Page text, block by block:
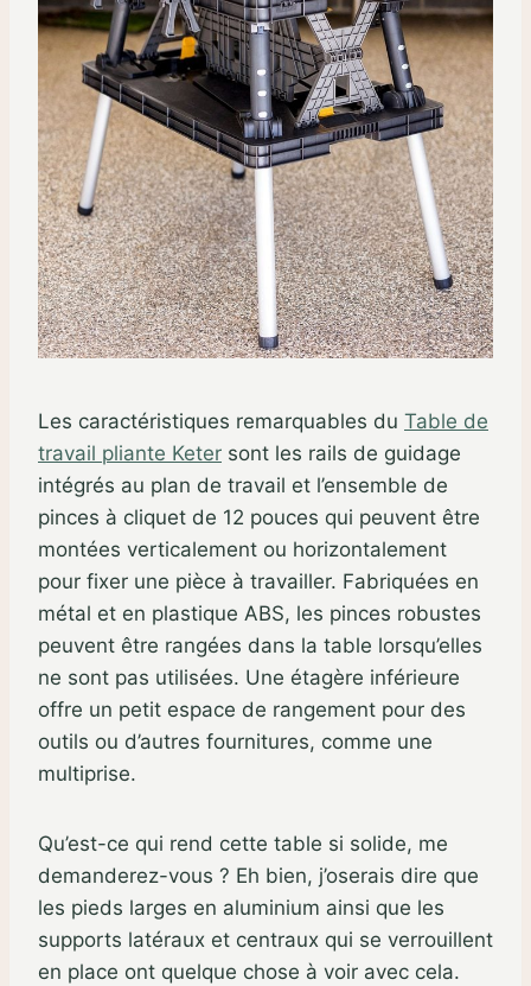
Les caractéristiques remarquables du Table de
travail pliante Keter sont les rails de guidage
intégrés au plan de travail et l’ensemble de
pinces à cliquet de 12 pouces qui peuvent être
montées verticalement ou horizontalement
pour fixer une pièce à travailler. Fabriquées en
métal et en plastique ABS, les pinces robustes
peuvent être rangées dans la table lorsqu’elles
ne sont pas utilisées. Une étagère inférieure
offre un petit espace de rangement pour des
outils ou d’autres fournitures, comme une
multiprise.
Qu’est-ce qui rend cette table si solide, me
demanderez-vous ? Eh bien, j’oserais dire que
les pieds larges en aluminium ainsi que les
supports latéraux et centraux qui se verrouillent
en place ont quelque chose à voir avec cela.